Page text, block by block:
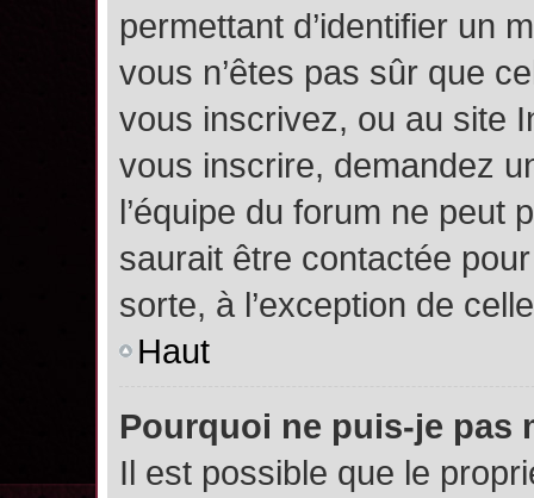
permettant d’identifier un
vous n’êtes pas sûr que
vous inscrivez, ou au site
vous inscrire, demandez
l’équipe du forum ne peut
saurait être contactée
sorte, à l’exception de
Haut
Pourquoi ne puis-je pas
Il est possible que le